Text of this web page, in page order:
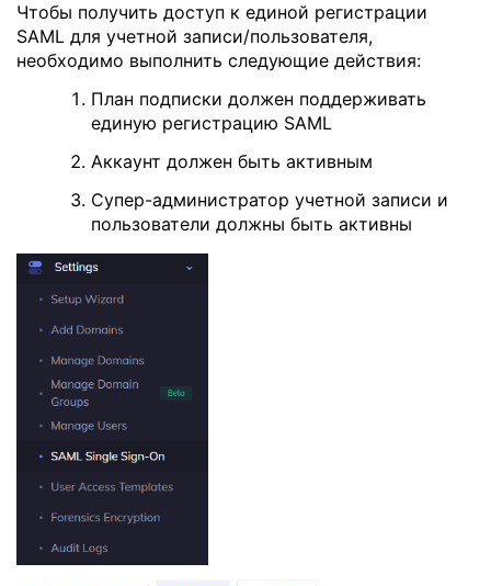
Чтобы получить доступ к единой регистрации
SAML для учетной записи/пользователя,
необходимо выполнить следующие действия:
План подписки должен поддерживать
единую регистрацию SAML
Аккаунт должен быть активным
Супер-администратор учетной записи и
пользователи должны быть активны